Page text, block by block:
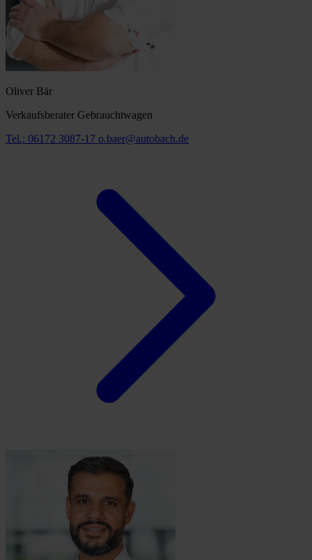
Oliver Bär
Verkaufsberater Gebrauchtwagen
Tel.: 06172 3087-17 o.baer@autobach.de